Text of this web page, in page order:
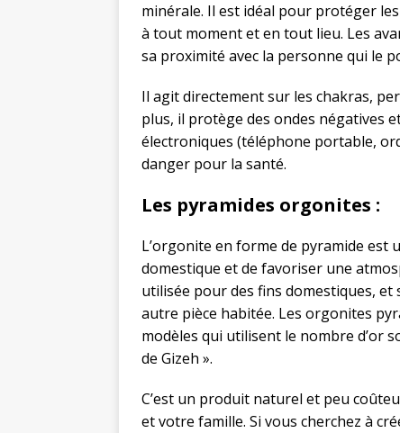
minérale. Il est idéal pour protéger
à tout moment et en tout lieu. Les
sa proximité avec la personne qui le
Il agit directement sur les chakras,
plus, il protège des ondes négatives
électroniques (téléphone portable,
danger pour la santé.
Les pyramides orgonites :
L’orgonite en forme de pyramide est
domestique et de favoriser une
utilisée pour des fins domestiques,
autre pièce habitée. Les orgonites
modèles qui utilisent le nombre d’or
de Gizeh ».
C’est un produit naturel et peu
et votre famille. Si vous cherchez à